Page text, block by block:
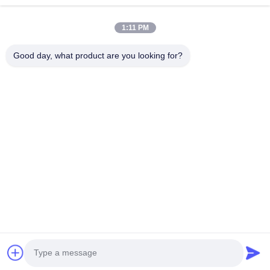
ProdottiContattaci
La nostra newsletter
Diritti d'autore © 2019-2026 Beijing Silk Road Enterprise Management
Services Co.,LTD. Tutti i diritti riservati.
1:11 PM
Good day, what product are you looking for?